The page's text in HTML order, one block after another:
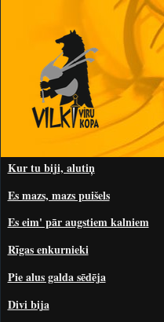
Kur tu biji, alutiņ
Es mazs, mazs puišels
Es eim' pār augstiem kalniem
Rīgas enkurnieki
Pie alus galda sēdēja
Divi bija